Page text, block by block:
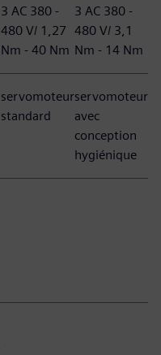
3 AC 380 -
480 V/ 1,27
Nm - 40 Nm
3 AC 380 -
480 V/ 3,1
Nm - 14 Nm
servomoteur
standard
servomoteur
avec
conception
hygiénique